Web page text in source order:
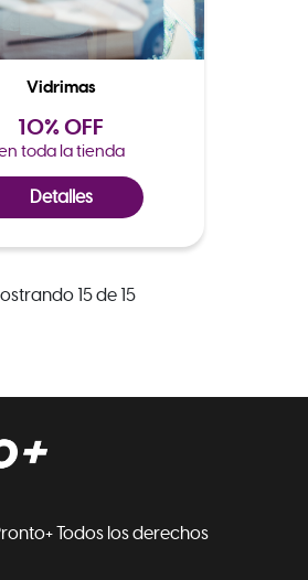
Vidrimas
10% OFF
toda la tienda
Detalles
15 de 15
Todos los derechos